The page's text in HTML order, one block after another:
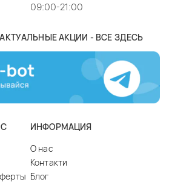
09:00-21:00
АКЦИИ - ВСЕ ЗДЕСЬ
ИНФОРМАЦИЯ
О нас
Контакти
Блог